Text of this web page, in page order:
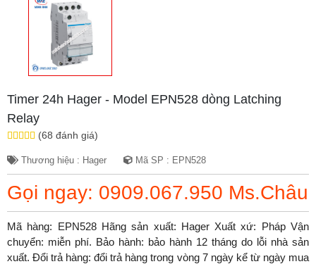
Timer 24h Hager - Model EPN528 dòng Latching
Relay
(68 đánh giá)
Thương hiệu : Hager Mã SP : EPN528
Gọi ngay: 0909.067.950 Ms.Châu
Mã hàng: EPN528 Hãng sản xuất: Hager Xuất xứ: Pháp Vận
chuyển: miễn phí. Bảo hành: bảo hành 12 tháng do lỗi nhà sản
xuất. Đổi trả hàng: đổi trả hàng trong vòng 7 ngày kể từ ngày mua